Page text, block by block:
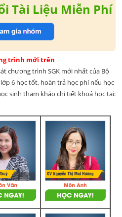
Tài Liệu Miễn Phí
trình mới trên
chương trình SGK mới nhất của Bộ
6 học tốt, hoàn trả học phí nếu học
sinh tham khảo chi tiết khoá học tại: